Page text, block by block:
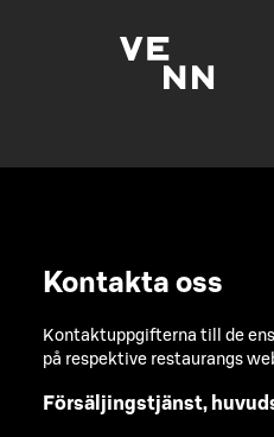
Kontakta oss
Kontaktuppgifterna till de
på respektive restaurangs
Försäljingstjänst,